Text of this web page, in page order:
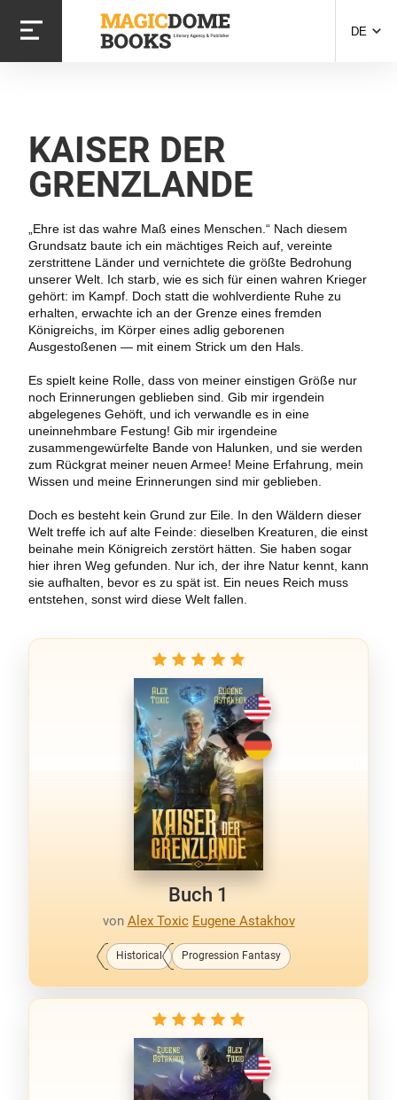
zum
Inhalt
DE
KAISER DER
GRENZLANDE
„Ehre ist das wahre Maß eines Menschen.“ Nach diesem
Grundsatz baute ich ein mächtiges Reich auf, vereinte
zerstrittene Länder und vernichtete die größte Bedrohung
unserer Welt. Ich starb, wie es sich für einen wahren Krieger
gehört: im Kampf. Doch statt die wohlverdiente Ruhe zu
erhalten, erwachte ich an der Grenze eines fremden
Königreichs, im Körper eines adlig geborenen
Ausgestoßenen — mit einem Strick um den Hals.
Es spielt keine Rolle, dass von meiner einstigen Größe nur
noch Erinnerungen geblieben sind. Gib mir irgendein
abgelegenes Gehöft, und ich verwandle es in eine
uneinnehmbare Festung! Gib mir irgendeine
zusammengewürfelte Bande von Halunken, und sie werden
zum Rückgrat meiner neuen Armee! Meine Erfahrung, mein
Wissen und meine Erinnerungen sind mir geblieben.
Doch es besteht kein Grund zur Eile. In den Wäldern dieser
Welt treffe ich auf alte Feinde: dieselben Kreaturen, die einst
beinahe mein Königreich zerstört hätten. Sie haben sogar
hier ihren Weg gefunden. Nur ich, der ihre Natur kennt, kann
sie aufhalten, bevor es zu spät ist. Ein neues Reich muss
entstehen, sonst wird diese Welt fallen.
Buch 1
von Alex Toxic Eugene Astakhov
Historical Progression Fantasy